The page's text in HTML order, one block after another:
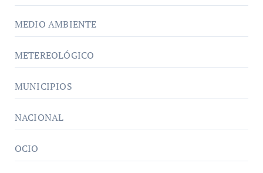
MEDIO AMBIENTE
METEREOLÓGICO
MUNICIPIOS
NACIONAL
OCIO